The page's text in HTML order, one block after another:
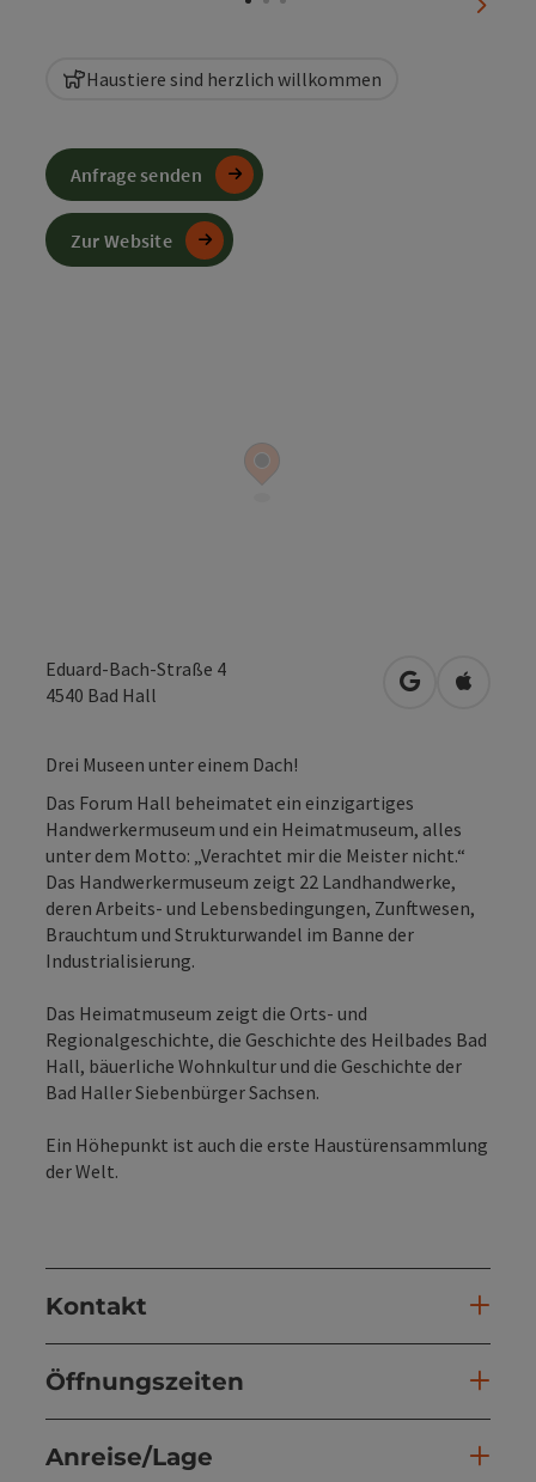
Haustiere sind herzlich willkommen
Eduard-Bach-Straße 4
4540 Bad Hall in Google
in
Drei Museen unter einem Dach!
Das Forum Hall beheimatet ein einzigartiges
Handwerkermuseum und ein Heimatmuseum, alles
unter dem Motto: „Verachtet mir die Meister nicht.“
Das Handwerkermuseum zeigt 22 Landhandwerke,
deren Arbeits- und Lebensbedingungen, Zunftwesen,
Brauchtum und Strukturwandel im Banne der
Industrialisierung.
Das Heimatmuseum zeigt die Orts- und
Regionalgeschichte, die Geschichte des Heilbades Bad
Hall, bäuerliche Wohnkultur und die Geschichte der
Bad Haller Siebenbürger Sachsen.
Ein Höhepunkt ist auch die erste Haustürensammlung
der Welt.
Kontakt
Öffnungszeiten
Anreise/Lage
Anfrage senden
Zur Website